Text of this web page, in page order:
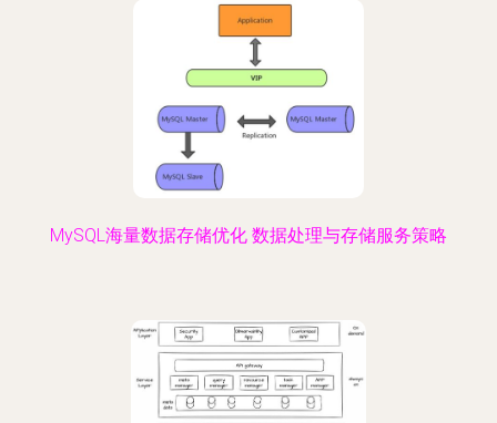
MySQL海量数据存储优化 数据处理与存储服务策略